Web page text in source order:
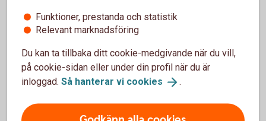
du vill gå i pension, kan du även behöva ha ett privat
pensionssparande.
Garantipension
rätt till garantipension. Den baseras främst på hur stor din
Funktioner, prestanda och statistik
Relevant marknadsföring
Du kan ta tillbaka ditt cookie-medgivande när du vill,
på cookie-sidan eller under din profil när du är
inloggad. Så hanterar vi cookies .